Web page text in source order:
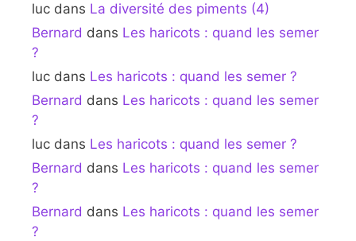
luc dans La diversité des piments (4)
Bernard dans Les haricots : quand les semer
?
luc dans Les haricots : quand les semer ?
Bernard dans Les haricots : quand les semer
?
luc dans Les haricots : quand les semer ?
Bernard dans Les haricots : quand les semer
?
Bernard dans Les haricots : quand les semer
?